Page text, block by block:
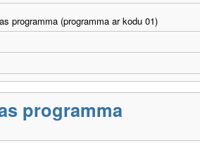
programma (programma ar kodu 01)
programma